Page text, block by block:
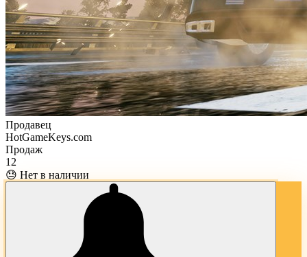
Продавец
HotGameKeys.com
Продаж
12
😓 Нет в наличии